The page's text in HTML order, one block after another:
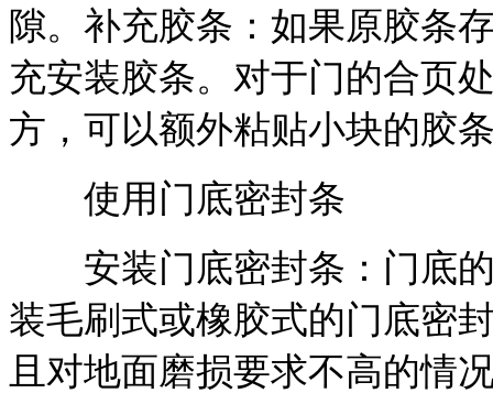
隙。补充胶条：如果原胶条
充安装胶条。对于门的合页
方，可以额外粘贴小块的胶
使用门底密封条
安装门底密封条：门底的
装毛刷式或橡胶式的门底密
且对地面磨损要求不高的情